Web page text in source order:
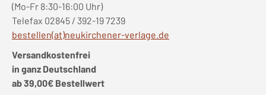
(Mo-Fr 8:30-16:00 Uhr)
Telefax 02845 / 392-19 7239
bestellen(at)neukirchener-verlage.de
Versandkostenfrei
in ganz Deutschland
ab 39,00€ Bestellwert